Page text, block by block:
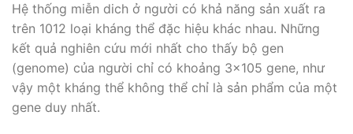
Hệ thống miễn dich ở người có khả năng sản xuất ra
trên 1012 loại kháng thể đặc hiệu khác nhau. Những
kết quả nghiên cứu mới nhất cho thấy bộ gen
(genome) của người chỉ có khoảng 3×105 gene, như
vậy một kháng thể không thể chỉ là sản phẩm của một
gene duy nhất.